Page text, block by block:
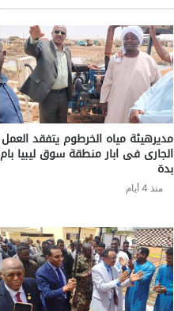
مديرهيئة مياه الخرطوم يتفقد العمل
الجارى فى ابار منطقة سوق ليبيا بام
بدة
منذ 4 أيام